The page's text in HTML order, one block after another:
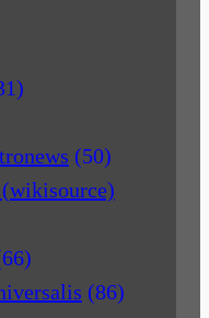
(50)
(wikisource)
(86)